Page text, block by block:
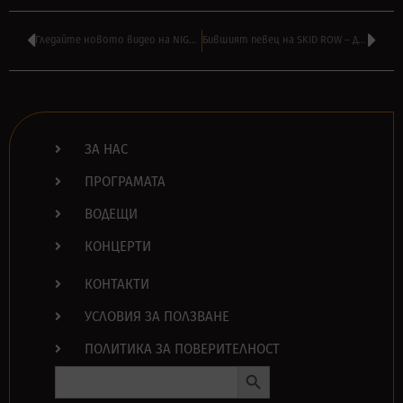
Гледайте новото видео на NIGHT RANGER – ‘Bring It All Home To Me’ Бившият певец на SKID ROW – ДЖОНИ СОЛИНДЖЪР почина на 55
ЗА НАС
ПРОГРАМАТА
ВОДЕЩИ
КОНЦЕРТИ
КОНТАКТИ
УСЛОВИЯ ЗА ПОЛЗВАНЕ
ПОЛИТИКА ЗА ПОВЕРИТЕЛНОСТ
Search
Search Button